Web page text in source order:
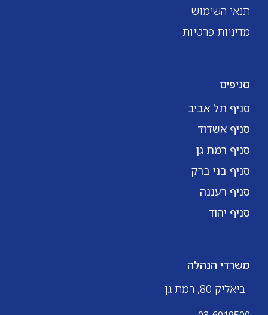
תנאי השימוש
מדיניות פרטיות
סניפים
סניף תל אביב
סניף אשדוד
סניף רמת גן
סניף בני ברק
סניף רעננה
סניף יהוד
משרדי הנהלה
ביאליק 80, רמת גן